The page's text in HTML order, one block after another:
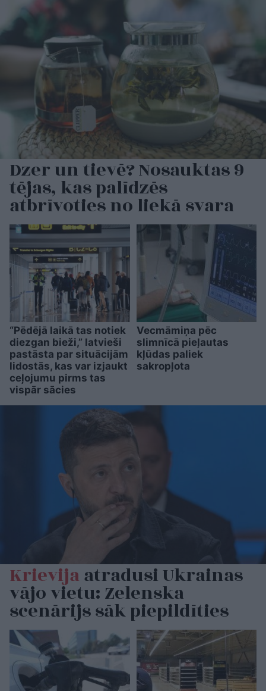
Dzer un tievē? Nosauktas 9
tējas, kas palīdzēs
atbrīvoties no liekā svara
“Pēdējā laikā tas notiek
diezgan bieži,” latvieši
pastāsta par situācijām
lidostās, kas var izjaukt
ceļojumu pirms tas
vispār sācies
Vecmāmiņa pēc
slimnīcā pieļautas
kļūdas paliek
sakropļota
Krievijaatradusi Ukrainas
vājo vietu: Zelenska
scenārijs sāk piepildīties